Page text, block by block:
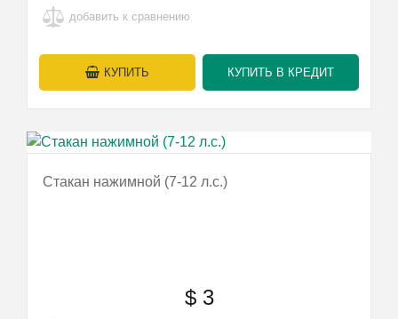
добавить к сравнению
КУПИТЬ КУПИТЬ В КРЕДИТ
Стакан нажимной (7-12 л.с.)
$3